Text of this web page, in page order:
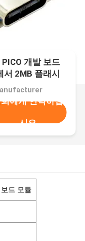
개발 보드
2MB 플래시
에게 연락하십
시오
드 모듈